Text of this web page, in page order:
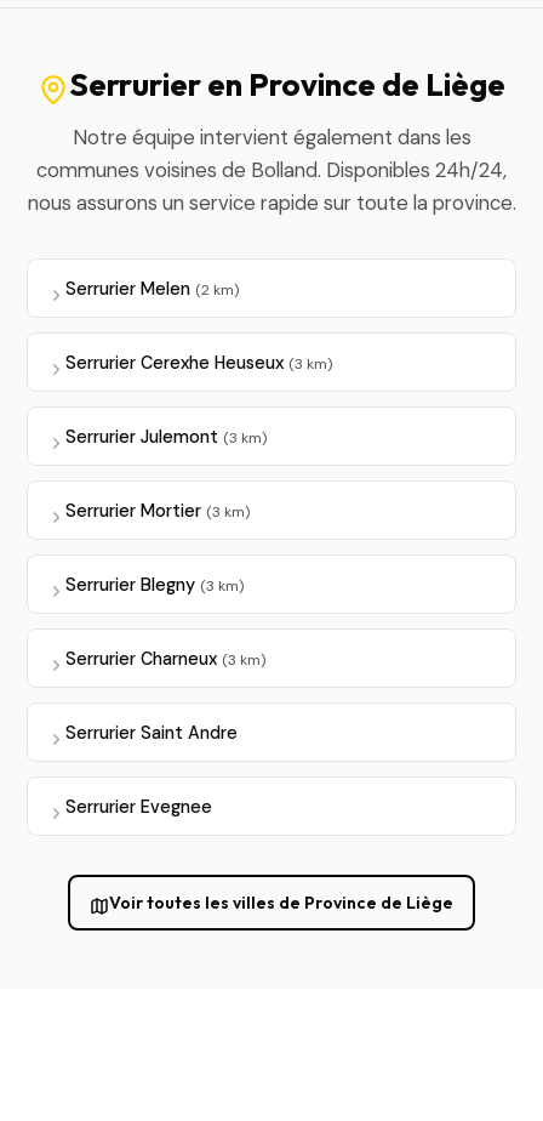
Serrurier en Province de Liège
Notre équipe intervient également dans les
communes voisines de Bolland. Disponibles 24h/24,
nous assurons un service rapide sur toute la province.
Serrurier Melen (2 km)
Serrurier Cerexhe Heuseux (3 km)
Serrurier Julemont (3 km)
Serrurier Mortier (3 km)
Serrurier Blegny (3 km)
Serrurier Charneux (3 km)
Serrurier Saint Andre
Serrurier Evegnee
Voir toutes les villes de Province de Liège